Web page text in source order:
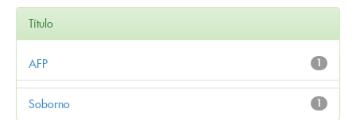
Título
1
AFP
1
Soborno